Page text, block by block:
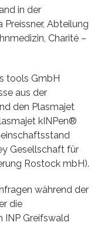
in der
Preissner, Abteilung
Charité –
tools GmbH
aus der
den Plasmajet
kINPen®
Gesellschaft für
Rostock mbH).
während der
die
INP Greifswald